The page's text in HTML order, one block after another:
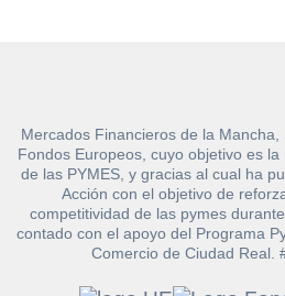
Mercados Financieros de la
Fondos Europeos, cuyo objetivo es
de las PYMES, y gracias al cual ha
Acción con el objetivo de
competitividad de las pymes
contado con el apoyo del Programa
Comercio de Ciudad Real.